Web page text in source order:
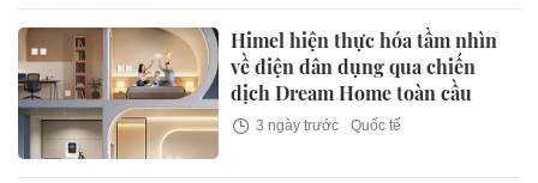
Himel hiện thực hóa tầm nhìn
về điện dân dụng qua chiến
dịch Dream Home toàn cầu
3 ngày trước Quốc tế